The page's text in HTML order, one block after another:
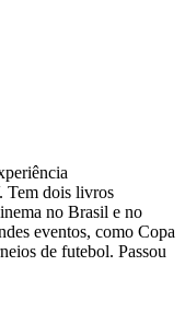
Tem dois livros
no Brasil e no
eventos, como Copa
de futebol. Passou